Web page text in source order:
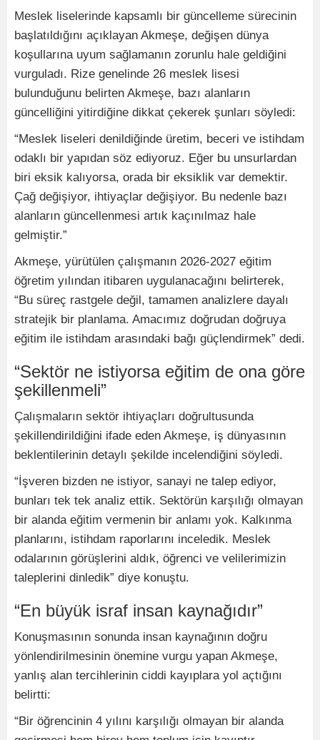
Meslek liselerinde kapsamlı bir güncelleme sürecinin
başlatıldığını açıklayan Akmeşe, değişen dünya
koşullarına uyum sağlamanın zorunlu hale geldiğini
vurguladı. Rize genelinde 26 meslek lisesi
bulunduğunu belirten Akmeşe, bazı alanların
güncelliğini yitirdiğine dikkat çekerek şunları söyledi:
“Meslek liseleri denildiğinde üretim, beceri ve istihdam
odaklı bir yapıdan söz ediyoruz. Eğer bu unsurlardan
biri eksik kalıyorsa, orada bir eksiklik var demektir.
Çağ değişiyor, ihtiyaçlar değişiyor. Bu nedenle bazı
alanların güncellenmesi artık kaçınılmaz hale
gelmiştir.”
Akmeşe, yürütülen çalışmanın 2026-2027 eğitim
öğretim yılından itibaren uygulanacağını belirterek,
“Bu süreç rastgele değil, tamamen analizlere dayalı
stratejik bir planlama. Amacımız doğrudan doğruya
eğitim ile istihdam arasındaki bağı güçlendirmek” dedi.
“Sektör ne istiyorsa eğitim de ona göre
şekillenmeli”
Çalışmaların sektör ihtiyaçları doğrultusunda
şekillendirildiğini ifade eden Akmeşe, iş dünyasının
beklentilerinin detaylı şekilde incelendiğini söyledi.
“İşveren bizden ne istiyor, sanayi ne talep ediyor,
bunları tek tek analiz ettik. Sektörün karşılığı olmayan
bir alanda eğitim vermenin bir anlamı yok. Kalkınma
planlarını, istihdam raporlarını inceledik. Meslek
odalarının görüşlerini aldık, öğrenci ve velilerimizin
taleplerini dinledik” diye konuştu.
“En büyük israf insan kaynağıdır”
Konuşmasının sonunda insan kaynağının doğru
yönlendirilmesinin önemine vurgu yapan Akmeşe,
yanlış alan tercihlerinin ciddi kayıplara yol açtığını
belirtti:
“Bir öğrencinin 4 yılını karşılığı olmayan bir alanda